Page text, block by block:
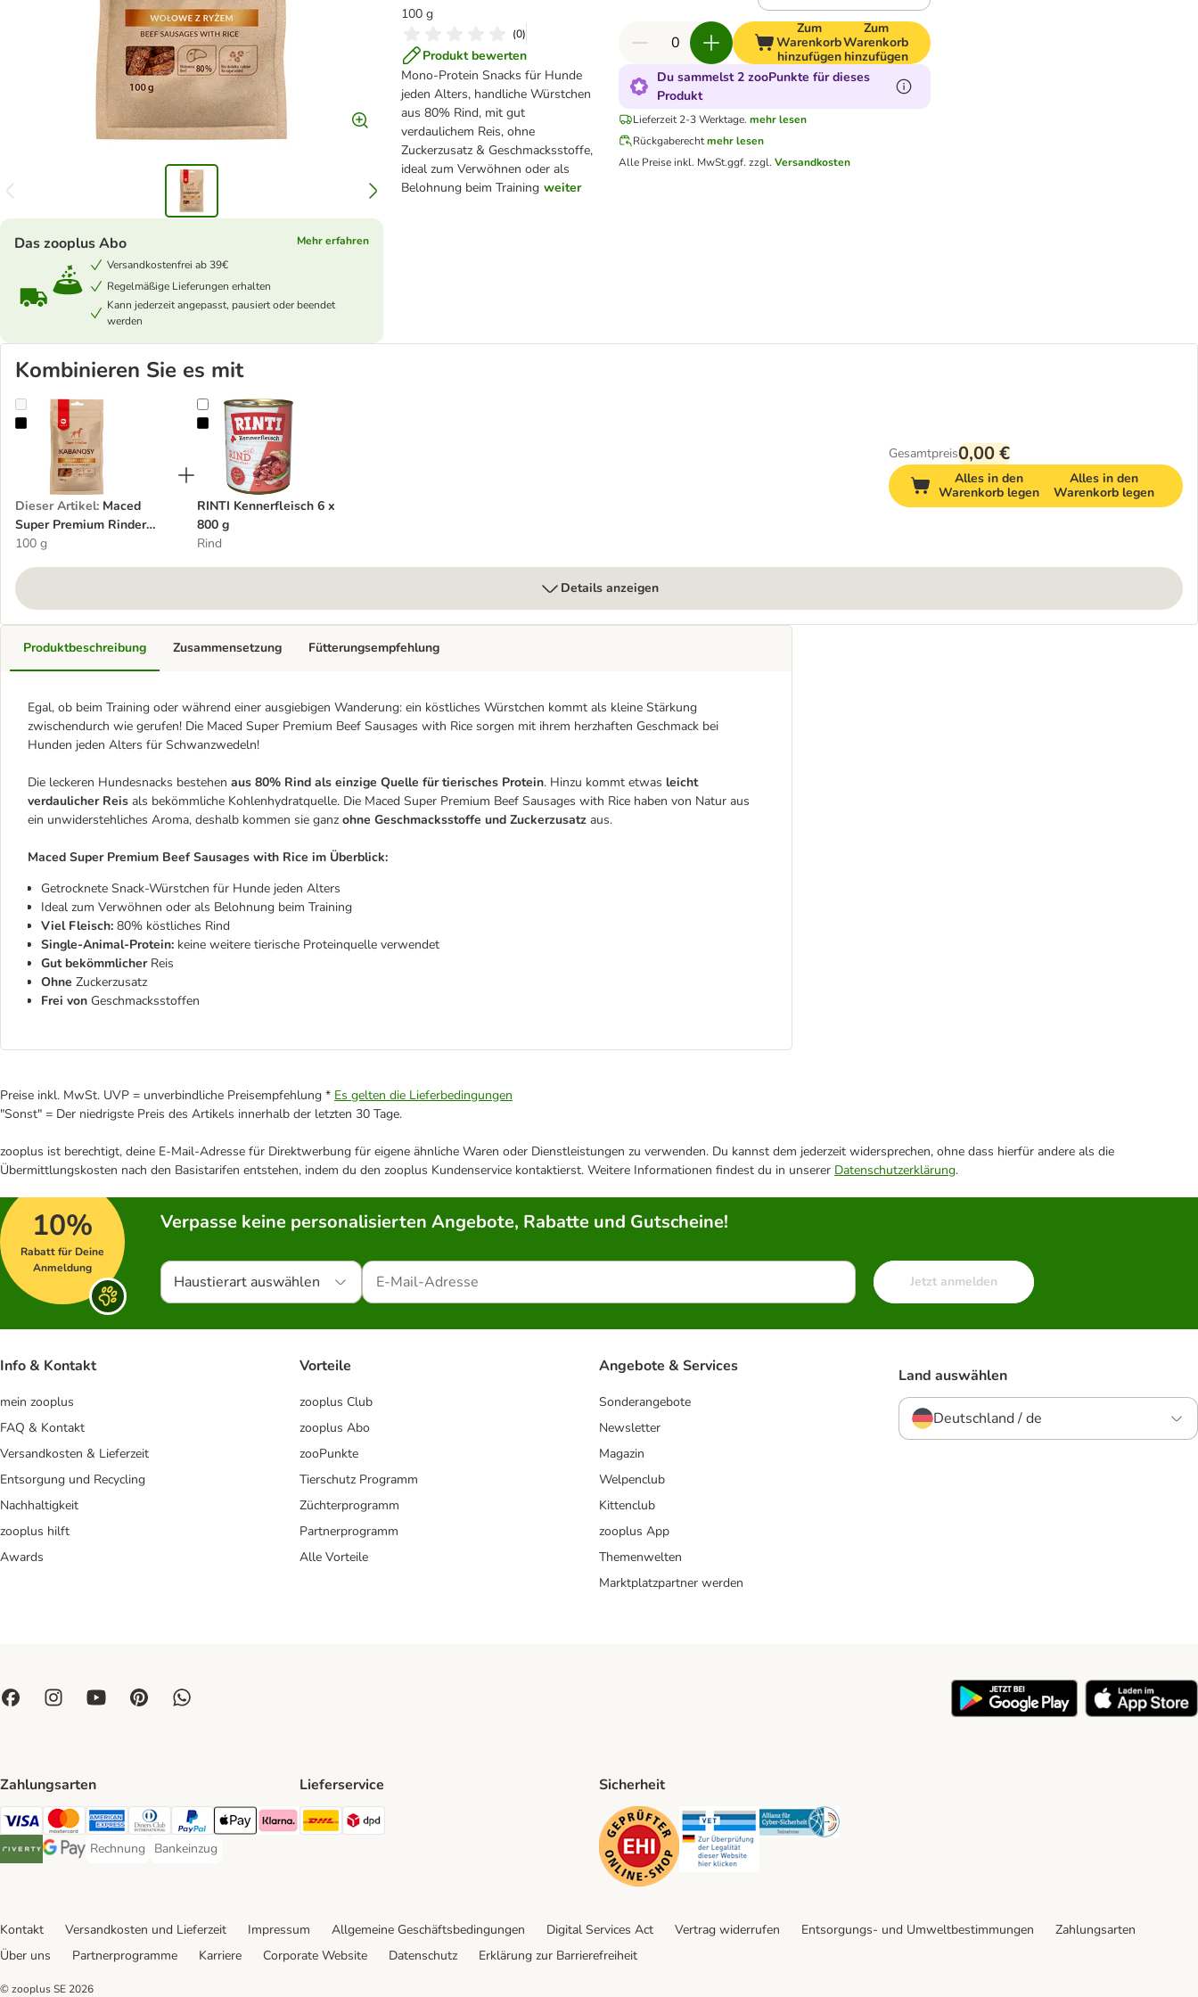
100 g
(0)
Produkt bewerten
Mono-Protein Snacks für Hunde
jeden Alters, handliche Würstchen
aus 80% Rind, mit gut
verdaulichem Reis, ohne
Zuckerzusatz & Geschmacksstoffe,
ideal zum Verwöhnen oder als
Belohnung beim Training weiter
Das zooplus Abo
Mehr erfahren
Versandkostenfrei ab 39€
Regelmäßige Lieferungen erhalten
Kann jederzeit angepasst, pausiert oder beendet
werden
Zum
Warenkorb
hinzufügen
Zum
Warenkorb
hinzufügen
Du sammelst 2 zooPunkte für dieses
Produkt
Lieferzeit 2-3 Werktage. mehr lesen
Rückgaberechtmehr lesen
Alle Preise inkl. MwSt.ggf. zzgl. Versandkosten
Kombinieren Sie es mit
Maced Super Premium Rinder Würstchen mit Reis
Dieser Artikel: Maced
Super Premium Rinder
Würstchen mit Reis
100 g
RINTI Kennerfleisch 6 x 800 g
RINTI Kennerfleisch 6 x
800 g
Rind
Gesamtpreis0,00 €
Alles in den
Warenkorb legen
Alles in den
Warenkorb legen
Details anzeigen
Produktbeschreibung
Egal, ob beim Training oder während einer ausgiebigen Wanderung: ein köstliches Würstchen kommt als kleine Stärkung
zwischendurch wie gerufen! Die Maced Super Premium Beef Sausages with Rice sorgen mit ihrem herzhaften Geschmack bei
Hunden jeden Alters für Schwanzwedeln!
Die leckeren Hundesnacks bestehen aus 80% Rind als einzige Quelle für tierisches Protein. Hinzu kommt etwas leicht
verdaulicher Reis als bekömmliche Kohlenhydratquelle. Die Maced Super Premium Beef Sausages with Rice haben von Natur aus
ein unwiderstehliches Aroma, deshalb kommen sie ganz ohne Geschmacksstoffe und Zuckerzusatz aus.
Maced Super Premium Beef Sausages with Rice im Überblick:
Getrocknete Snack-Würstchen für Hunde jeden Alters
Ideal zum Verwöhnen oder als Belohnung beim Training
Viel Fleisch: 80% köstliches Rind
Single-Animal-Protein: keine weitere tierische Proteinquelle verwendet
Gut bekömmlicherReis
Ohne Zuckerzusatz
Frei von Geschmacksstoffen
Zusammensetzung Fütterungsempfehlung
Preise inkl. MwSt. UVP = unverbindliche Preisempfehlung * Es gelten die Lieferbedingungen
"Sonst" = Der niedrigste Preis des Artikels innerhalb der letzten 30 Tage.
zooplus ist berechtigt, deine E-Mail-Adresse für Direktwerbung für eigene ähnliche Waren oder Dienstleistungen zu verwenden. Du kannst dem jederzeit widersprechen, ohne dass hierfür andere als die
Übermittlungskosten nach den Basistarifen entstehen, indem du den zooplus Kundenservice kontaktierst. Weitere Informationen findest du in unserer Datenschutzerklärung.
10%
Rabatt für Deine
Anmeldung
Verpasse keine personalisierten Angebote, Rabatte und Gutscheine!
Haustierart auswählen Jetzt anmelden
Info & Kontakt
mein zooplus
FAQ & Kontakt
Versandkosten & Lieferzeit
Entsorgung und Recycling
Nachhaltigkeit
zooplus hilft
Awards
Vorteile
zooplus Club
zooplus Abo
zooPunkte
Tierschutz Programm
Züchterprogramm
Partnerprogramm
Alle Vorteile
Angebote & Services
Sonderangebote
Newsletter
Magazin
Welpenclub
Kittenclub
zooplus App
Themenwelten
Marktplatzpartner werden
Land auswählen
Deutschland / de
Zahlungsarten
Visa Payment Method
Mastercard Payment Method
American Express Payment Method
Diners Club Payment Method
PayPal Payment Method
Apple Pay Payment Method
Klarna Payment Method
Riverty Payment Method
Google Pay Payment Method
Rechnung
Rechnung Payment Method
Bankeinzug
Bankeinzug Payment Method
Lieferservice
DHL Shipping Method
Sicherheit
Security Security Security
Kontakt Versandkosten und Lieferzeit Impressum Allgemeine Geschäftsbedingungen Digital Services Act Vertrag widerrufen Entsorgungs- und Umweltbestimmungen
Zahlungsarten
Über uns
Partnerprogramme Karriere Corporate Website Datenschutz Erklärung zur Barrierefreiheit
© zooplus SE 2026